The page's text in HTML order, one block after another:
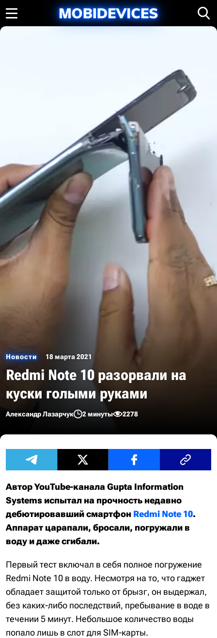
Новости 18 марта 2021
Redmi Note 10 разорвали на
куски голыми руками
Александр Лазарчук 2 минуты 2278
Автор YouTube-канала Gupta Information
Systems испытал на прочность недавно
дебютировавший смартфон Redmi Note 10.
Аппарат царапали, бросали, погружали в
воду и даже сгибали.
Первый тест включал в себя полное погружение
Redmi Note 10 в воду. Несмотря на то, что гаджет
обладает защитой только от брызг, он выдержал,
без каких-либо последствий, пребывание в воде в
течении 5 минут. Небольшое количество воды
попало лишь в слот для SIM-карты.